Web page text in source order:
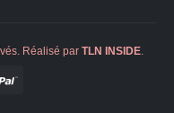
Réalisé par TLN INSIDE.